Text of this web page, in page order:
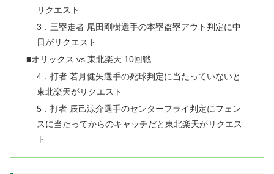
リクエスト
3．三塁走者 尾田剛樹選手の本塁盗塁アウト判定に中
日がリクエスト
■オリックス vs 東北楽天 10回戦
4．打者 若月健矢選手の死球判定に当たっていないと
東北楽天がリクエスト
5．打者 辰己涼介選手のセンターフライ判定にフェン
スに当たってからのキャッチだと東北楽天がリクエス
ト